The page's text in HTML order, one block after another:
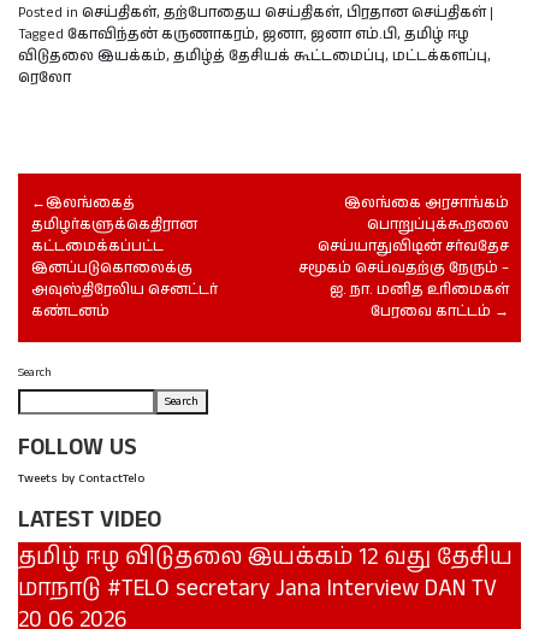
Posted in செய்திகள், தற்போதைய செய்திகள், பிரதான செய்திகள்|
Tagged கோவிந்தன் கருணாகரம், ஜனா, ஜனா எம்.பி, தமிழ் ஈழ
விடுதலை இயக்கம், தமிழ்த் தேசியக் கூட்டமைப்பு, மட்டக்களப்பு,
ரெலோ
இலங்கைத்
தமிழர்களுக்கெதிரான
கட்டமைக்கப்பட்ட
இனப்படுகொலைக்கு
அவுஸ்திரேலிய செனட்டர்
கண்டனம்
இலங்கை அரசாங்கம்
பொறுப்புக்கூறலை
செய்யாதுவிடின் சர்வதேச
சமூகம் செய்வதற்கு நேரும் –
ஐ. நா. மனித உரிமைகள்
பேரவை காட்டம்
Search
Search
FOLLOW US
Tweets by ContactTelo
LATEST VIDEO
தமிழ் ஈழ விடுதலை இயக்கம் 12 வது தேசிய
மாநாடு #TELO secretary Jana Interview DAN TV
20 06 2026